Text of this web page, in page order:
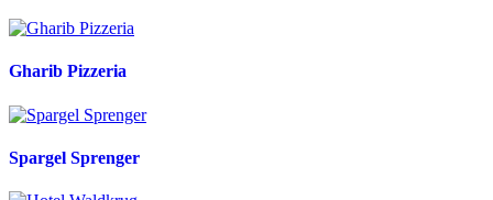
Gharib Pizzeria
Spargel Sprenger